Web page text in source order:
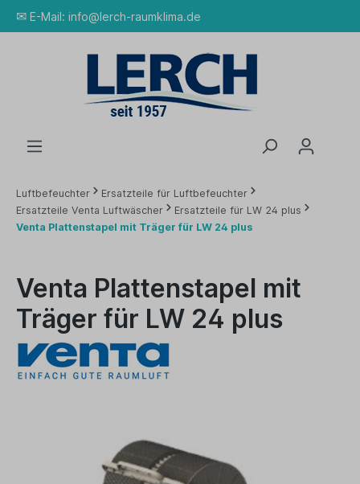
✉ E-Mail: info@lerch-raumklima.de
Luftbefeuchter
Ersatzteile für Luftbefeuchter
Ersatzteile Venta Luftwäscher
Ersatzteile für LW 24 plus
Venta Plattenstapel mit Träger für LW 24 plus
Venta Plattenstapel mit
Träger für LW 24 plus